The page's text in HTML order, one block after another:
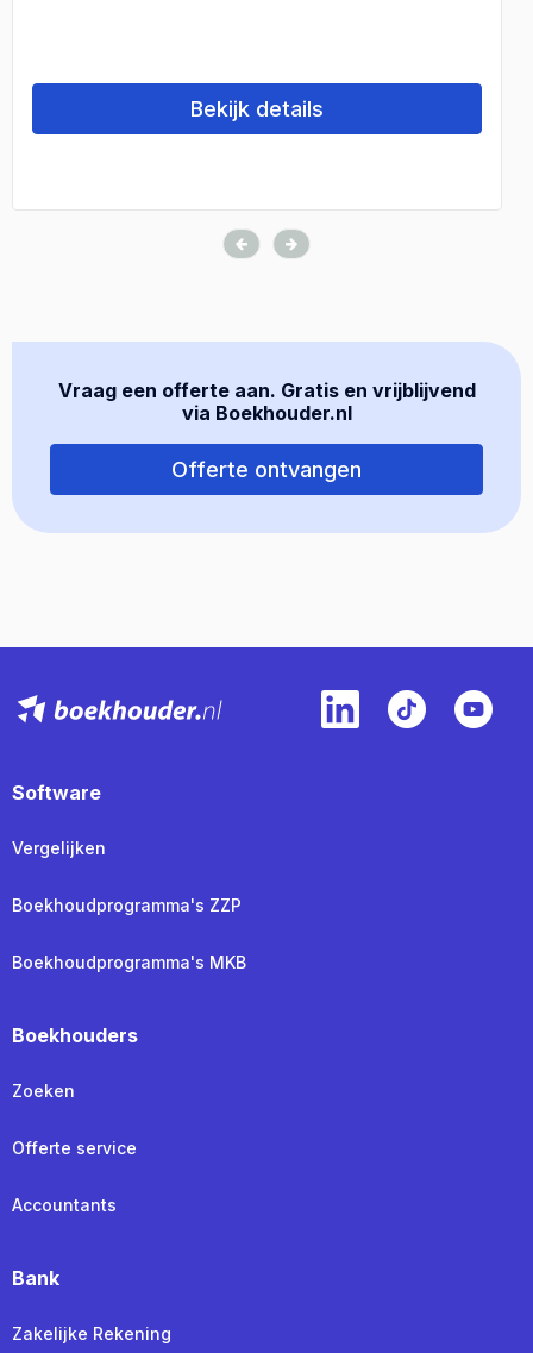
Bekijk details
Vraag een offerte aan. Gratis en vrijblijvend
via Boekhouder.nl
Offerte ontvangen
Software
Vergelijken
Boekhoudprogramma's ZZP
Boekhoudprogramma's MKB
Boekhouders
Zoeken
Offerte service
Accountants
Bank
Zakelijke Rekening